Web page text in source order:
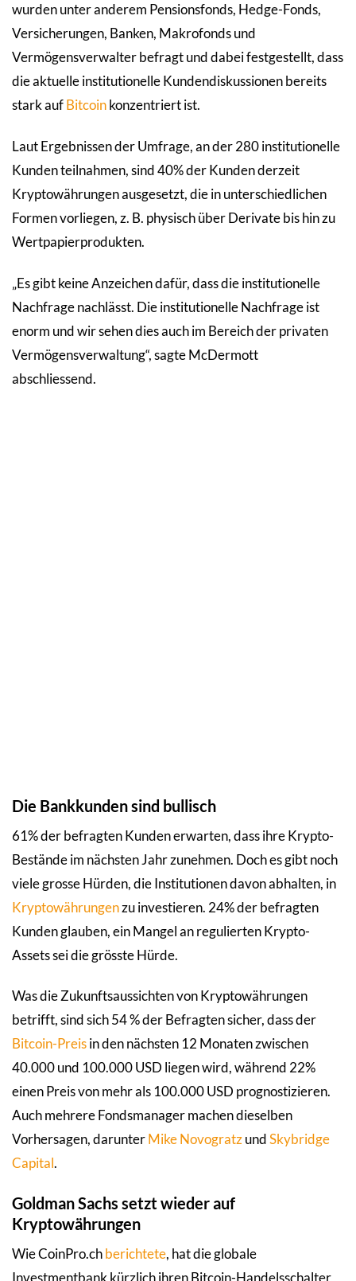
wurden unter anderem Pensionsfonds, Hedge-Fonds,
Versicherungen, Banken, Makrofonds und
Vermögensverwalter befragt und dabei festgestellt, dass
die aktuelle institutionelle Kundendiskussionen bereits
stark aufBitcoinkonzentriert ist.
Laut Ergebnissen der Umfrage, an der 280 institutionelle
Kunden teilnahmen, sind 40% der Kunden derzeit
Kryptowährungen ausgesetzt, die in unterschiedlichen
Formen vorliegen, z. B. physisch über Derivate bis hin zu
Wertpapierprodukten.
„Es gibt keine Anzeichen dafür, dass die institutionelle
Nachfrage nachlässt. Die institutionelle Nachfrage ist
enorm und wir sehen dies auch im Bereich der privaten
Vermögensverwaltung“, sagte McDermott
abschliessend.
Die Bankkunden sind bullisch
61% der befragten Kunden erwarten, dass ihre Krypto-
Bestände im nächsten Jahr zunehmen. Doch es gibt noch
viele grosse Hürden, die Institutionen davon abhalten, in
Kryptowährungenzu investieren. 24% der befragten
Kunden glauben, ein Mangel an regulierten Krypto-
Assets sei die grösste Hürde.
Was die Zukunftsaussichten von Kryptowährungen
betrifft, sind sich 54 % der Befragten sicher, dass der
Bitcoin-Preisin den nächsten 12 Monaten zwischen
40.000 und 100.000 USD liegen wird, während 22%
einen Preis von mehr als 100.000 USD prognostizieren.
Auch mehrere Fondsmanager machen dieselben
Vorhersagen, darunterMike NovogratzundSkybridge
Capital.
Goldman Sachs setzt wieder auf
Kryptowährungen
Wie CoinPro.chberichtete, hat die globale